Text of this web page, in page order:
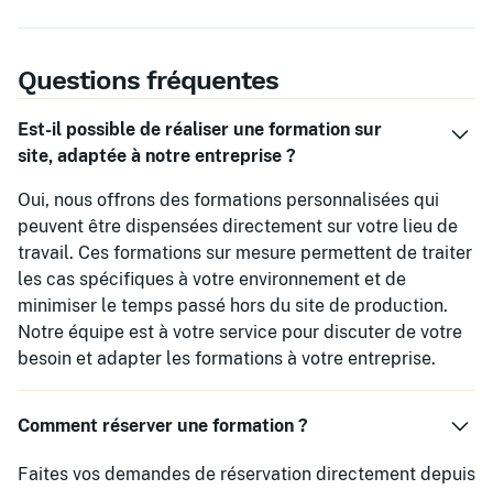
Questions fréquentes
Est-il possible de réaliser une formation sur
site, adaptée à notre entreprise ?
Oui, nous offrons des formations personnalisées qui
peuvent être dispensées directement sur votre lieu de
travail. Ces formations sur mesure permettent de traiter
les cas spécifiques à votre environnement et de
minimiser le temps passé hors du site de production.
Notre équipe est à votre service pour discuter de votre
besoin et adapter les formations à votre entreprise.
Comment réserver une formation ?
Faites vos demandes de réservation directement depuis